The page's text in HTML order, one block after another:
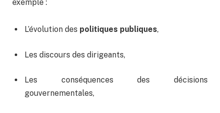
exemple :
L’évolution des politiques publiques,
Les discours des dirigeants,
Les conséquences des décisions
gouvernementales,